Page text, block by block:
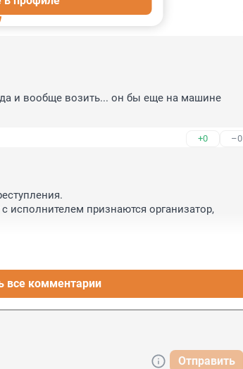
и вообще возить... он бы еще на машине
+0 –0
исполнителем признаются организатор,
в преступлении характеризуется прямым или
на получение части денежных средств от
все комментарии
Отправить